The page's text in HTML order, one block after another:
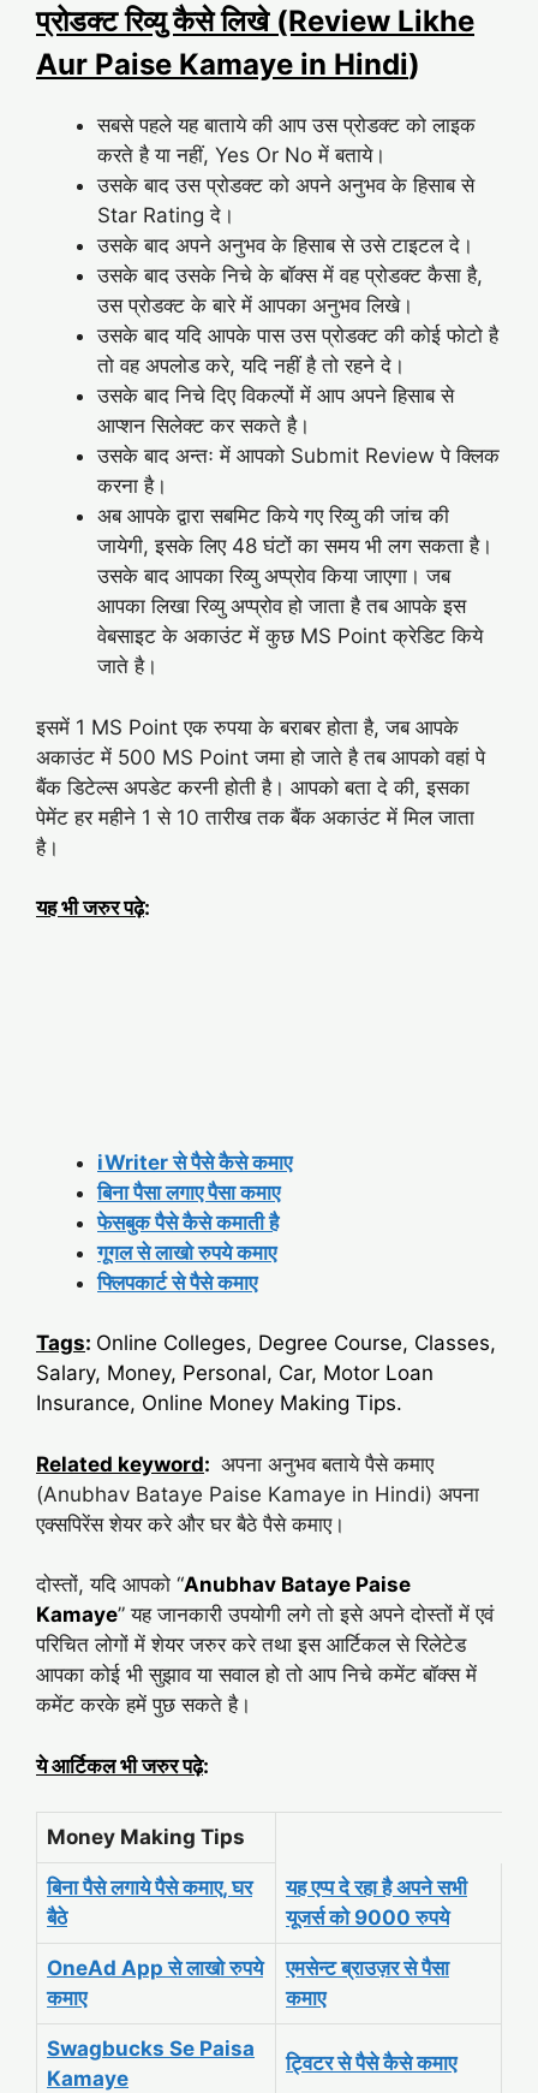
प्रोडक्ट रिव्यु कैसे लिखे (Review Likhe
Aur Paise Kamaye in Hindi)
सबसे पहले यह बाताये की आप उस प्रोडक्ट को लाइक
करते है या नहीं, Yes Or No में बताये।
उसके बाद उस प्रोडक्ट को अपने अनुभव के हिसाब से
Star Rating दे।
उसके बाद अपने अनुभव के हिसाब से उसे टाइटल दे।
उसके बाद उसके निचे के बॉक्स में वह प्रोडक्ट कैसा है,
उस प्रोडक्ट के बारे में आपका अनुभव लिखे।
उसके बाद यदि आपके पास उस प्रोडक्ट की कोई फोटो है
तो वह अपलोड करे, यदि नहीं है तो रहने दे।
उसके बाद निचे दिए विकल्पों में आप अपने हिसाब से
आप्शन सिलेक्ट कर सकते है।
उसके बाद अन्तः में आपको Submit Review पे क्लिक
करना है।
अब आपके द्वारा सबमिट किये गए रिव्यु की जांच की
जायेगी, इसके लिए 48 घंटों का समय भी लग सकता है।
उसके बाद आपका रिव्यु अप्प्रोव किया जाएगा। जब
आपका लिखा रिव्यु अप्प्रोव हो जाता है तब आपके इस
वेबसाइट के अकाउंट में कुछ MS Point क्रेडिट किये
जाते है।
इसमें 1 MS Point एक रुपया के बराबर होता है, जब आपके
अकाउंट में 500 MS Point जमा हो जाते है तब आपको वहां पे
बैंक डिटेल्स अपडेट करनी होती है। आपको बता दे की, इसका
पेमेंट हर महीने 1 से 10 तारीख तक बैंक अकाउंट में मिल जाता
है।
यह भी जरुर पढ़े:
iWriter से पैसे कैसे कमाए
बिना पैसा लगाए पैसा कमाए
फेसबुक पैसे कैसे कमाती है
गूगल से लाखो रुपये कमाए
फ्लिपकार्ट से पैसे कमाए
Tags: Online Colleges, Degree Course, Classes,
Salary, Money, Personal, Car, Motor Loan
Insurance, Online Money Making Tips.
Related keyword: अपना अनुभव बताये पैसे कमाए
(Anubhav Bataye Paise Kamaye in Hindi) अपना
एक्सपिरेंस शेयर करे और घर बैठे पैसे कमाए।
दोस्तों, यदि आपको “Anubhav Bataye Paise
Kamaye” यह जानकारी उपयोगी लगे तो इसे अपने दोस्तों में एवं
परिचित लोगों में शेयर जरुर करे तथा इस आर्टिकल से रिलेटेड
आपका कोई भी सुझाव या सवाल हो तो आप निचे कमेंट बॉक्स में
कमेंट करके हमें पुछ सकते है।
ये आर्टिकल भी जरुर पढ़े:
Money Making Tips
बिना पैसे लगाये पैसे कमाए, घर
बैठे
यह एप्प दे रहा है अपने सभी
यूजर्स को 9000 रुपये
OneAd App से लाखो रुपये
कमाए
एमसेन्ट ब्राउज़र से पैसा
कमाए
Swagbucks Se Paisa
Kamaye
ट्विटर से पैसे कैसे कमाए